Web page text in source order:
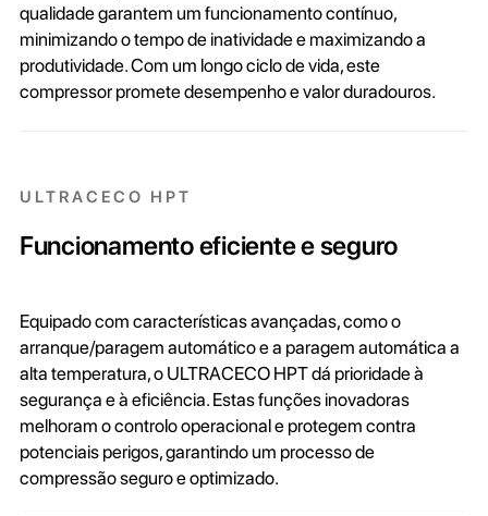
qualidade garantem um funcionamento contínuo,
minimizando o tempo de inatividade e maximizando a
produtividade. Com um longo ciclo de vida, este
compressor promete desempenho e valor duradouros.
ULTRACECO HPT
Funcionamento eficiente e seguro
Equipado com características avançadas, como o
arranque/paragem automático e a paragem automática a
alta temperatura, o ULTRACECO HPT dá prioridade à
segurança e à eficiência. Estas funções inovadoras
melhoram o controlo operacional e protegem contra
potenciais perigos, garantindo um processo de
compressão seguro e optimizado.